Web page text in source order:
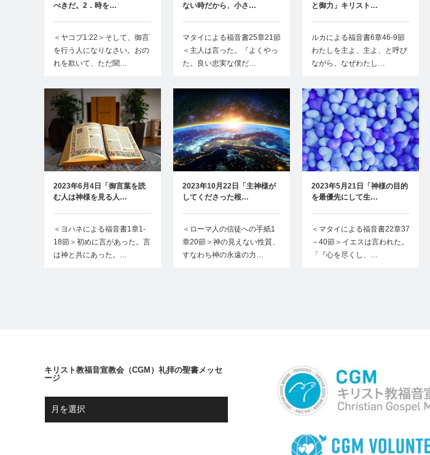
べきだ。2．時を…
＜ヤコブ1:22＞そして、御言
を行う人になりなさい。おの
れを欺いて、ただ聞…
ない時だから、小さ…
マタイによる福音書25章21節
＜主人は言った。『よくやっ
た。良い忠実な僕だ…
と御力」キリスト…
ルカによる福音書6章46-9節
わたしを主よ、主よ、と呼び
ながら、なぜわたし…
2023年6月4日「御言葉を読
む人は神様を見る人…
＜ヨハネによる福音書1章1-
18節＞初めに言があった。言
は神と共にあった。…
2023年10月22日「主神様が
してくださった根…
＜ローマ人の信徒への手紙1
章20節＞神の見えない性質、
すなわち神の永遠の力…
2023年5月21日「神様の目的
を最優先にして生…
＜マタイによる福音書22章37
－40節＞イエスは言われた。
「『心を尽くし、…
キリスト教福音宣教会（CGM）礼拝の聖書メッセ
ージ